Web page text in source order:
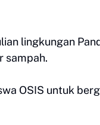
lingkungan
sampah.
OSIS untuk